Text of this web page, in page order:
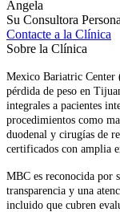
Angela
Su Consultora
Contacte a la Clínica
Sobre la Clínica
Mexico Bariatric Center
pérdida de peso en
integrales a pacientes
procedimientos como
duodenal y cirugías de
certificados con amplia
MBC es reconocida por
transparencia y una
incluido que cubren